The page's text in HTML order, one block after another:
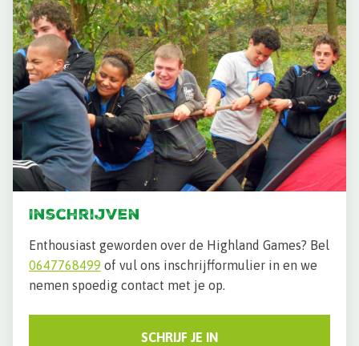
Inschrijven
Enthousiast geworden over de Highland Games? Bel
0647768499 of vul ons inschrijfformulier in en we
nemen spoedig contact met je op.
SCHRIJF JE IN